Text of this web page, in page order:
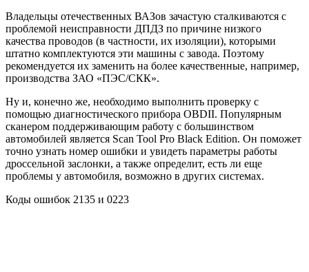
Владельцы отечественных ВАЗов зачастую сталкиваются с
проблемой неисправности ДПДЗ по причине низкого
качества проводов (в частности, их изоляции), которыми
штатно комплектуются эти машины с завода. Поэтому
рекомендуется их заменить на более качественные, например,
производства ЗАО «ПЭС/СКК».
Ну и, конечно же, необходимо выполнить проверку с
помощью диагностического прибора OBDII. Популярным
сканером поддерживающим работу с большинством
автомобилей является Scan Tool Pro Black Edition. Он поможет
точно узнать номер ошибки и увидеть параметры работы
дроссельной заслонки, а также определит, есть ли еще
проблемы у автомобиля, возможно в других системах.
Коды ошибок 2135 и 0223